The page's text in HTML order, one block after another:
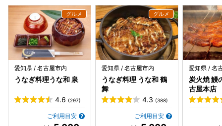
屋で知らない人はいない素晴らしい料亭✨素晴らしい経験が
できました‍ とても美味しかったです♪ またの機会がありまし
たらよろしくお願いします‍
愛知県 / 名古屋市内
うなぎ料理うな和 泉
4.6 (297)
ご利用目安
愛知県 / 名古屋市内
うなぎ料理 うな和 鶴
舞
4.3 (388)
ご利用目安
愛知県 / 名
炭火焼 鰻
古屋本店